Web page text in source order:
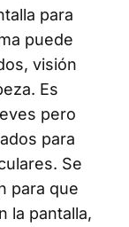
para
puede
visión
Es
pero
para
Se
para que
la pantalla,